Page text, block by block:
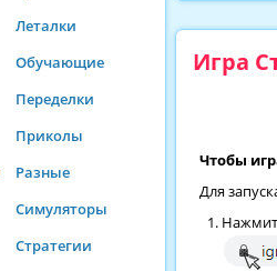
Леталки
Обучающие
Переделки
Приколы
Разные
Симуляторы
Стратегии
Игра
Чтобы
Для